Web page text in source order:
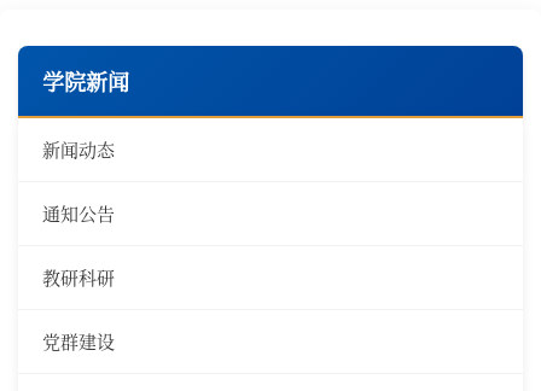
学院新闻
新闻动态
通知公告
教研科研
党群建设